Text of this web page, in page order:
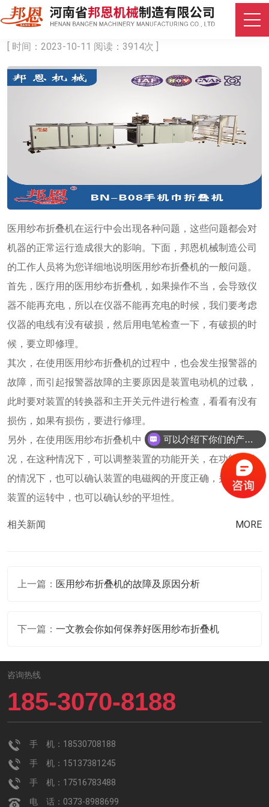
医用纱布折叠机的几个常见故障分析
[ 时间：2023-10-11 阅读：3914次 ]
医用纱布折叠机在运行中会出现各种问题，这些问题都会对
机器的正常运行造成很大的影响。下面，邦恩机械制造公司
的工作人员将为您详细地说明医用纱布折叠机的一般问题。
首先，医疗用的医用纱布折叠机，如果操作不当，会导致仪
器不能再充电，所以在仪器不能再充电的时候，我们要考虑
仪器的电线有没有破损，然后用电笔检查一下，有破损的时
候，要立即修理。
其次，在使用医用纱布折叠机的过程中，也会发生报警器的
故障，而引起报警器故障的主要原因是装置电动机的过载，
此时要对装置的转换器和主开关元件进行检查，看看有没有
损伤，如果有损伤，要进行修理。
另外，在使用医用纱布折叠机中，有时也会发生不折的情
况，在这种情况下，可以调整装置的功能开关，在功能正常
的情况下，也可以确认装置的电磁阀的开度正确，并且，在
装置的运转中，也可以确认纱的平坦性。
相关新闻 MORE
上一篇： 医用纱布折叠机的故障及原因分析
下一篇： 一文教会你如何保养好医用纱布折叠机
咨询热线
185-3070-8188
手 机：18530708188
手 机：15137381245
手 机：17516783488
电 话：0373-8988699
可以介绍下你们的产品么？